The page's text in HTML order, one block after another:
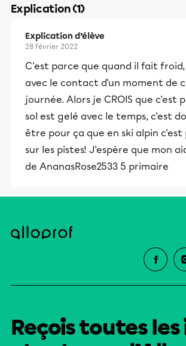
Explication (1)
Explication d’élève
28 février 2022
C'est parce que quand il fait froid,
avec le contact d'un moment de
journée. Alors je CROIS que c'est
sol est gelé avec le temps, c'est
être pour ça que en ski alpin c'est
sur les pistes! J'espère que mon
de AnanasRose2533 5 primaire
Reçois toutes